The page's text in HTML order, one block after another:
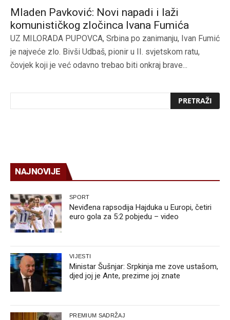
Mladen Pavković: Novi napadi i laži
komunističkog zločinca Ivana Fumića
UZ MILORADA PUPOVCA, Srbina po zanimanju, Ivan Fumić
je najveće zlo. Bivši Udbaš, pionir u II. svjetskom ratu,
čovjek koji je već odavno trebao biti onkraj brave...
NAJNOVIJE
SPORT
Neviđena rapsodija Hajduka u Europi, četiri
euro gola za 5:2 pobjedu – video
VIJESTI
Ministar Šušnjar: Srpkinja me zove ustašom,
djed joj je Ante, prezime joj znate
PREMIUM SADRŽAJ